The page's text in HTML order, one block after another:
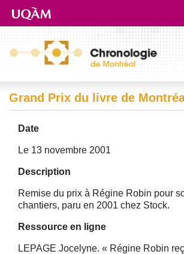
Aller directement au contenu principal
Grand Prix du livre de
Date
Le 13 novembre 2001
Description
Remise du prix à Régine Robin pour
chantiers, paru en 2001 chez Stock.
Ressource en ligne
LEPAGE Jocelyne. « Régine Robin